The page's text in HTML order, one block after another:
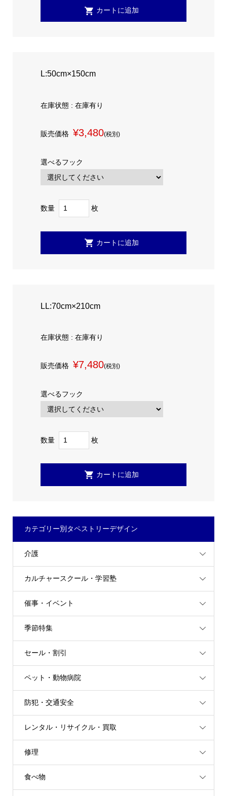
L:50cm×150cm
在庫状態 : 在庫有り
販売価格 ¥3,480(税別)
選べるフック
数量 枚
LL:70cm×210cm
在庫状態 : 在庫有り
販売価格 ¥7,480(税別)
選べるフック
数量 枚
カテゴリー別タペストリーデザイン
介護
カルチャースクール・学習塾
催事・イベント
季節特集
セール・割引
ペット・動物病院
防犯・交通安全
レンタル・リサイクル・買取
修理
食べ物